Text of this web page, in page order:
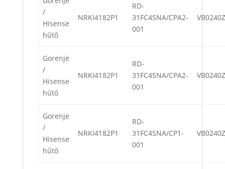
/
Hisense
hűtő
NRKI4182P1
RD-
31FC4SNA/CPA2-
001
Gorenje
/
Hisense
hűtő
NRKI4182P1
RD-
31FC4SNA/CPA2-
001
Gorenje
/
Hisense
hűtő
NRKI4182P1
RD-
31FC4SNA/CP1-
001